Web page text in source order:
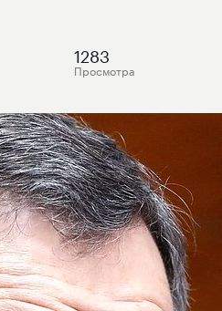
1283
Просмотра